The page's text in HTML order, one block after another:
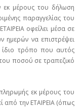
μέρους του δήλωση
παραγγελίας του
οφείλει μέσα σε
ημερών να επιστρέψει
ίδιο τρόπο που αυτός
ποσού σε τραπεζικό
εκ μέρους του
από την ΕΤΑΙΡΕΙΑ (όπως